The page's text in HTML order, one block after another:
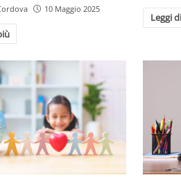
10 Maggio 2025
Leggi